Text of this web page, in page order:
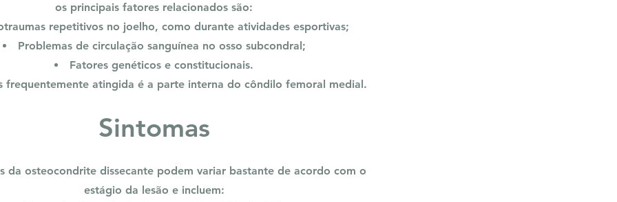
os principais fatores relacionados são:
repetitivos no joelho, como durante atividades esportivas;
Problemas de circulação sanguínea no osso subcondral;
Fatores genéticos e constitucionais.
frequentemente atingida é a parte interna do côndilo femoral medial.
Sintomas
da osteocondrite dissecante podem variar bastante de acordo com o
estágio da lesão e incluem: